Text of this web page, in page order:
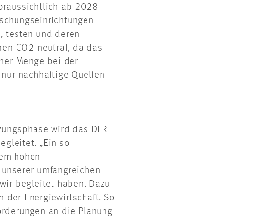
ab 2028
testen und deren
CO2-neutral, da das
Menge bei der
nachhaltige Quellen
wird das DLR
„Ein so
hohen
umfangreichen
begleitet haben. Dazu
der Energiewirtschaft. So
an die Planung